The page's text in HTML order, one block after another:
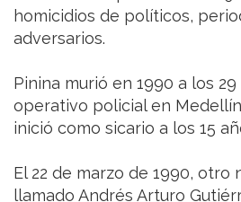
homicidios de políticos,
adversarios.
Pinina murió en 1990 a los
operativo policial en
inició como sicario a los 15
El 22 de marzo de 1990, otro
llamado Andrés Arturo